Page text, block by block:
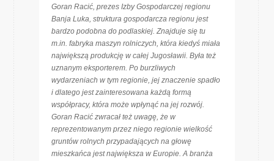
Goran Racić, prezes Izby Gospodarczej regionu
Banja Luka, struktura gospodarcza regionu jest
bardzo podobna do podlaskiej. Znajduje się tu
m.in. fabryka maszyn rolniczych, która kiedyś miała
największą produkcję w całej Jugosławii. Była też
uznanym eksporterem. Po burzliwych
wydarzeniach w tym regionie, jej znaczenie spadło
i dlatego jest zainteresowana każdą formą
współpracy, która może wpłynąć na jej rozwój.
Goran Racić zwracał też uwagę, że w
reprezentowanym przez niego regionie wielkość
gruntów rolnych przypadających na głowę
mieszkańca jest największa w Europie. A branża